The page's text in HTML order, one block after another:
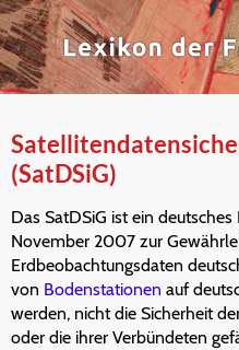
(SatDSiG)
Das SatDSiG ist ein
November 2007 zur
Erdbeobachtungsdaten
von Bodenstationen auf
werden, nicht die Sicherheit
oder die ihrer Verbündeten